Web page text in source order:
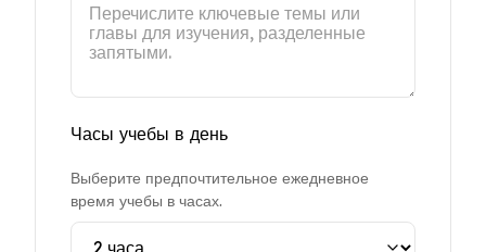
Часы учебы в день
Выберите предпочтительное ежедневное
время учебы в часах.